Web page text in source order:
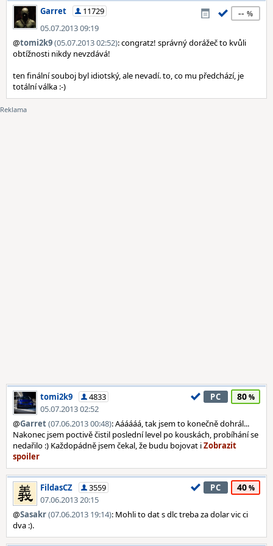
Garret
11729
05.07.2013 09:19
--
@tomi2k9(05.07.2013 02:52): congratz! správný dorážeč to kvůli
obtížnosti nikdy nevzdává!
ten finální souboj byl idiotský, ale nevadí. to, co mu předchází, je
totální válka :-)
tomi2k9
4833
05.07.2013 02:52
PC 80
@Garret(07.06.2013 00:48): Aááááá, tak jsem to konečně dohrál...
Nakonec jsem poctivě čistil poslední level po kouskách, probíhání se
nedařilo :) Každopádně jsem čekal, že budu bojovat i
FildasCZ
3559
07.06.2013 20:15
PC 40
@Sasakr(07.06.2013 19:14): Mohli to dat s dlc treba za dolar vic ci
dva :).